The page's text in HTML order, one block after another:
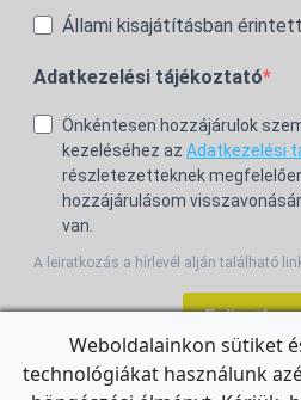
Állami kisajátításban
Adatkezelési tájékoztató
Önkéntesen hozzájárulok
kezeléséhez az Adatkezelési
részletezetteknek
hozzájárulásom
van.
A leiratkozás a hírlevél alján található
Weboldalainkon sütiket
technológiákat használunk